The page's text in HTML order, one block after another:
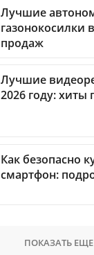
Лучшие
газонокосилки
продаж
Лучшие
2026 году: хиты
Как безопасно
смартфон:
ПОКАЗАТЬ ЕЩЕ